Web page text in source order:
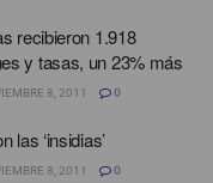
recibieron 1.918
y tasas, un 23% más
8, 2011 0
las ‘insidias’
8, 2011 0